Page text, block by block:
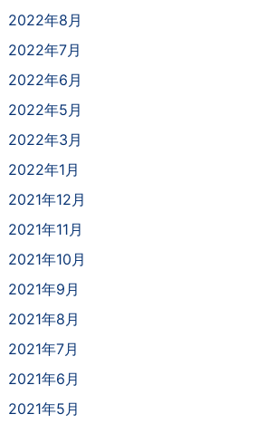
2022年8月
2022年7月
2022年6月
2022年5月
2022年3月
2022年1月
2021年12月
2021年11月
2021年10月
2021年9月
2021年8月
2021年7月
2021年6月
2021年5月